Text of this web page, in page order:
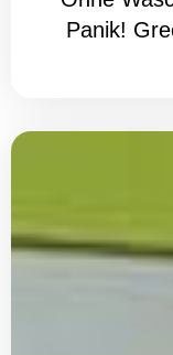
Panik!